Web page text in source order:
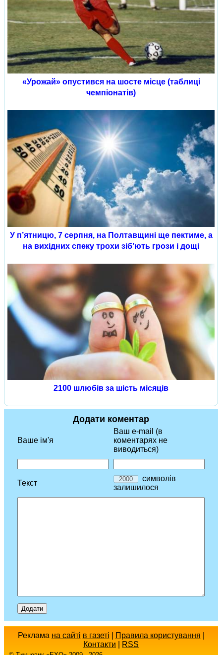
«Урожай» опустився на шосте місце (таблиці
чемпіонатів)
У п’ятницю, 7 серпня, на Полтавщині ще пектиме, а
на вихідних спеку трохи зіб’ють грози і дощі
2100 шлюбів за шість місяців
Додати коментар
Ваше ім'я
Ваш e-mail (в
коментарях не
виводиться)
Текст
символів
залишилося
Реклама на сайті в газеті Правила користування
Контакти
RSS